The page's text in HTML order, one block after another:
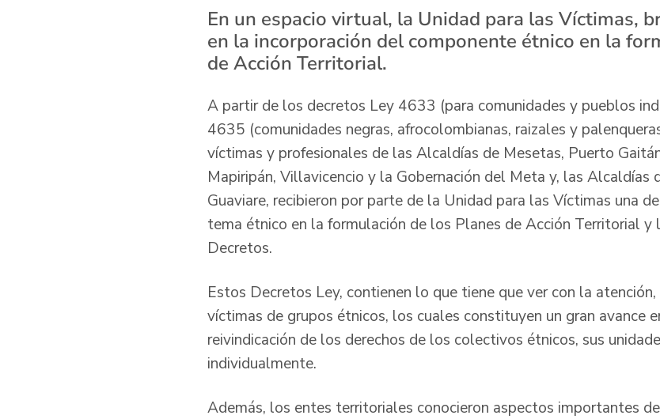
En un espacio virtual, la Unidad para las Víctimas,
en la incorporación del componente étnico en la
de Acción Territorial.
A partir de los decretos Ley 4633 (para comunidades y pueblos
4635 (comunidades negras, afrocolombianas, raizales y
víctimas y profesionales de las Alcaldías de Mesetas, Puerto
Mapiripán, Villavicencio y la Gobernación del Meta y, las Alcaldías
Guaviare, recibieron por parte de la Unidad para las Víctimas una
tema étnico en la formulación de los Planes de Acción Territorial y
Decretos.
Estos Decretos Ley, contienen lo que tiene que ver con la
víctimas de grupos étnicos, los cuales constituyen un gran avance
reivindicación de los derechos de los colectivos étnicos, sus
individualmente.
Además, los entes territoriales conocieron aspectos importantes